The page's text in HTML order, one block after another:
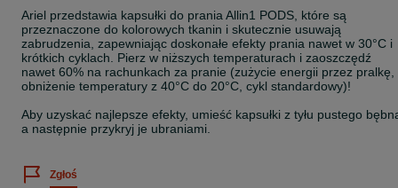
Ariel przedstawia kapsułki do prania Allin1 PODS, które są
przeznaczone do kolorowych tkanin i skutecznie usuwają
zabrudzenia, zapewniając doskonałe efekty prania nawet w 30°C i
krótkich cyklach. Pierz w niższych temperaturach i zaoszczędź
nawet 60% na rachunkach za pranie (zużycie energii przez pralkę,
obniżenie temperatury z 40°C do 20°C, cykl standardowy)!
Aby uzyskać najlepsze efekty, umieść kapsułki z tyłu pustego
a następnie przykryj je ubraniami.
Zgłoś